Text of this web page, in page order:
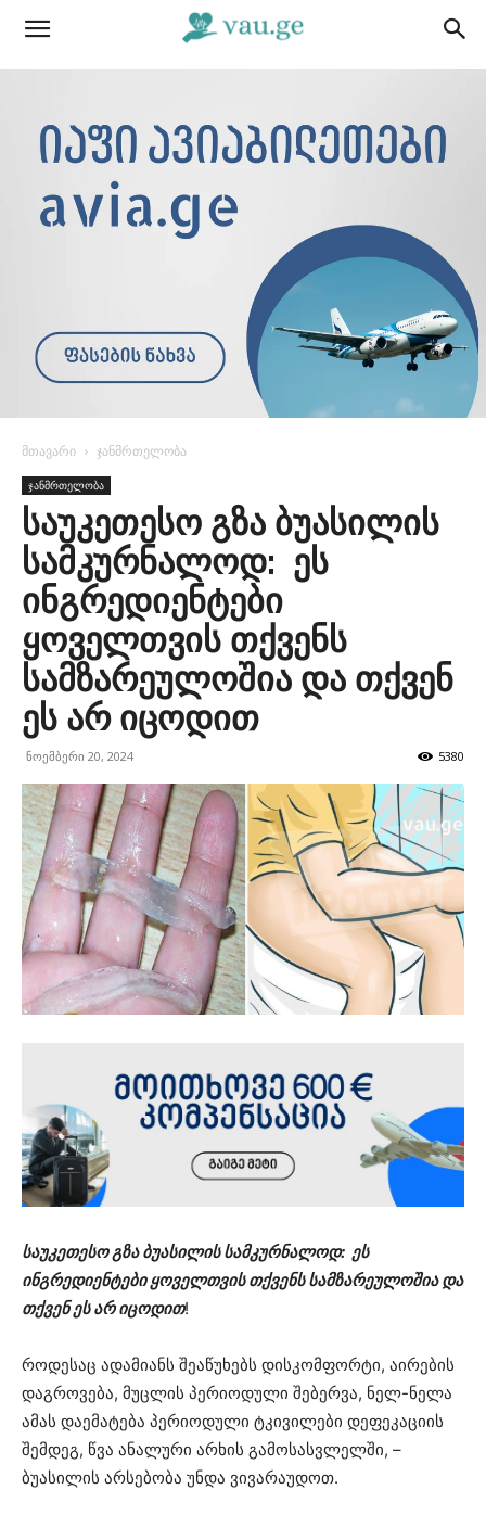
მთავარი ჯანმრთელობა
ჯანმრთელობა
საუკეთესო გზა ბუასილის
სამკურნალოდ: ეს
ინგრედიენტები
ყოველთვის თქვენს
სამზარეულოშია და თქვენ
ეს არ იცოდით
ნოემბერი 20, 2024 5380
საუკეთესო გზა ბუასილის სამკურნალოდ: ეს
ინგრედიენტები ყოველთვის თქვენს სამზარეულოშია და
თქვენ ეს არ იცოდით!
როდესაც ადამიანს შეაწუხებს დისკომფორტი, აირების
დაგროვება, მუცლის პერიოდული შებერვა, ნელ-ნელა
ამას დაემატება პერიოდული ტკივილები დეფეკაციის
შემდეგ, წვა ანალური არხის გამოსასვლელში, –
ბუასილის არსებობა უნდა ვივარაუდოთ.